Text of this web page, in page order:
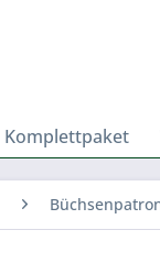
Komplettpaket